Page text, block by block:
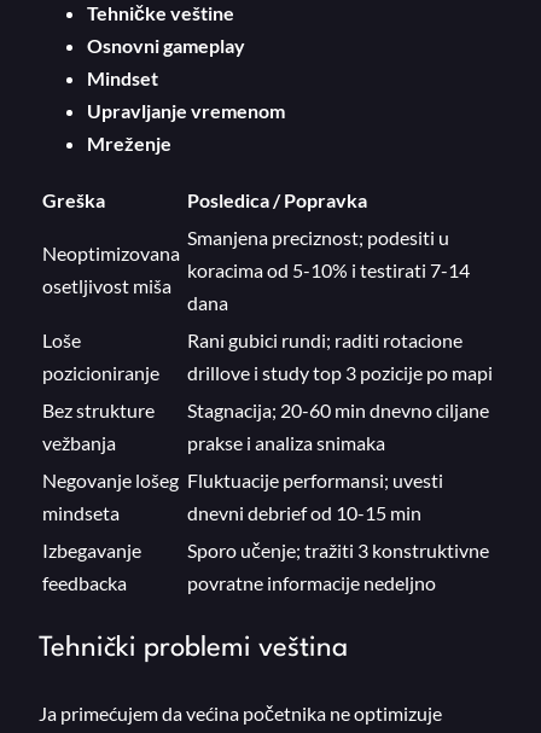
Tehničke veštine
Osnovni gameplay
Mindset
Upravljanje vremenom
Mreženje
Greška Posledica / Popravka
Neoptimizovana
osetljivost miša
Smanjena preciznost; podesiti u
koracima od 5-10% i testirati 7-14
dana
Loše
pozicioniranje
Rani gubici rundi; raditi rotacione
drillove i study top 3 pozicije po mapi
Bez strukture
vežbanja
Stagnacija; 20-60 min dnevno ciljane
prakse i analiza snimaka
Negovanje lošeg
mindseta
Fluktuacije performansi; uvesti
dnevni debrief od 10-15 min
Izbegavanje
feedbacka
Sporo učenje; tražiti 3 konstruktivne
povratne informacije nedeljno
Tehnički problemi veština
Ja primećujem da većina početnika ne optimizuje